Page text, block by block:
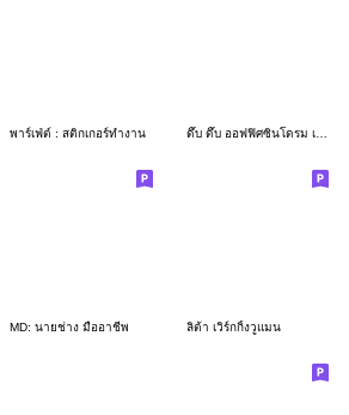
พาร์เฟ่ต์ : สติกเกอร์ทำงาน ดึ๊บ ดึ๊บ ออฟฟิศซินโดรม เจ็ด
MD: นายช่าง มืออาชีพ ลิต้า เวิร์กกิ้งวูแมน